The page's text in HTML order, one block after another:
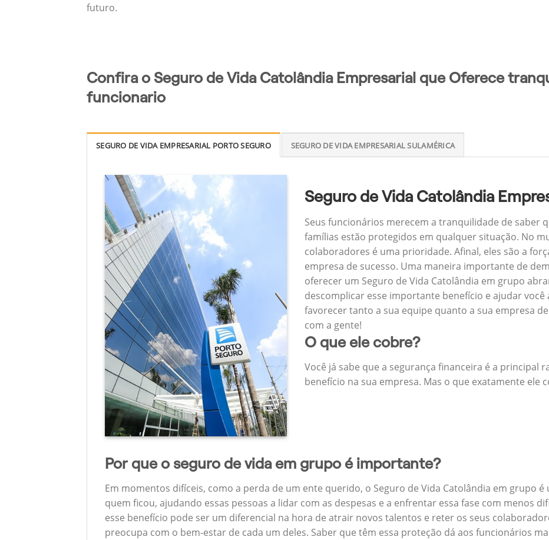
futuro.
Confira o Seguro de Vida Catolândia Empresarial que Oferece
funcionario
SEGURO DE VIDA EMPRESARIAL PORTO SEGURO SEGURO DE VIDA EMPRESARIAL SULAMÉRICA
Seguro de Vida Catolândia
Seus funcionários merecem a tranquilidade de saber
famílias estão protegidos em qualquer situação. No
colaboradores é uma prioridade. Afinal, eles são a
empresa de sucesso. Uma maneira importante de
oferecer um Seguro de Vida Catolândia em grupo
descomplicar esse importante benefício e ajudar
favorecer tanto a sua equipe quanto a sua empresa
com a gente!
O que ele cobre?
Você já sabe que a segurança financeira é a principal
benefício na sua empresa. Mas o que exatamente ele
Por que o seguro de vida em grupo é importante?
Em momentos difíceis, como a perda de um ente querido, o Seguro de Vida Catolândia em grupo
quem ficou, ajudando essas pessoas a lidar com as despesas e a enfrentar essa fase com menos
esse benefício pode ser um diferencial na hora de atrair novos talentos e reter os seus
preocupa com o bem-estar de cada um deles. Saber que têm essa proteção dá aos funcionários